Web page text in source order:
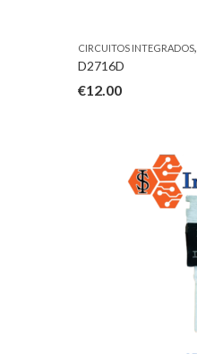
CIRCUITOS INTEGRADOS,
D2716D
€12.00